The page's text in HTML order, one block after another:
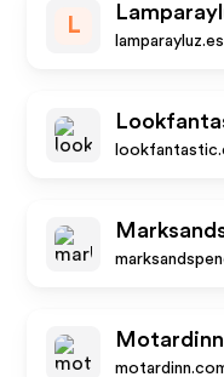
L
lamparayluz.es